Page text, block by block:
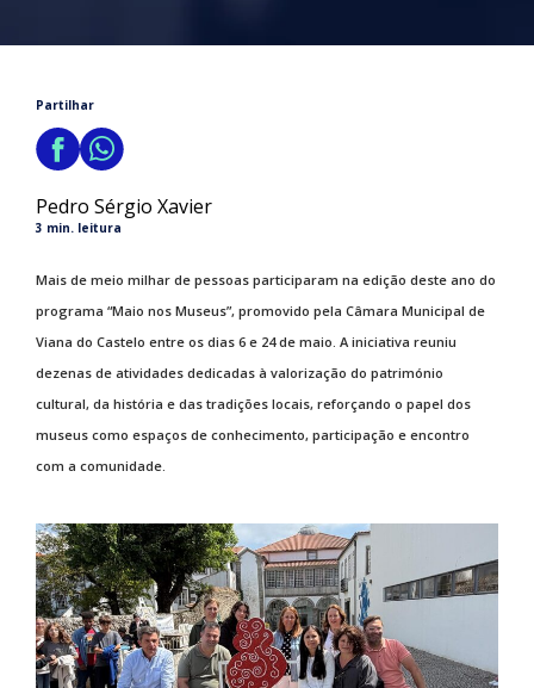
Partilhar
Pedro Sérgio Xavier
3 min. leitura
Mais de meio milhar de pessoas participaram na edição deste ano do
programa “Maio nos Museus”, promovido pela Câmara Municipal de
Viana do Castelo entre os dias 6 e 24 de maio. A iniciativa reuniu
dezenas de atividades dedicadas à valorização do património
cultural, da história e das tradições locais, reforçando o papel dos
museus como espaços de conhecimento, participação e encontro
com a comunidade.